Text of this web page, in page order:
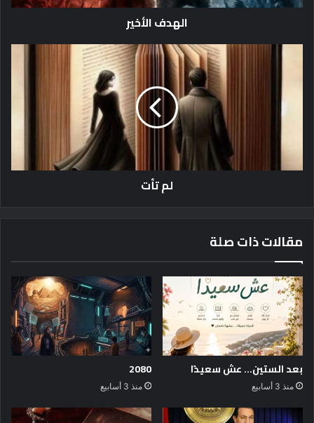
خ
الهدف الأخير
لم تأت
مقالات ذات صلة
بعد الستين… عش سعيدًا
منذ 3 أسابيع
2080
منذ 3 أسابيع